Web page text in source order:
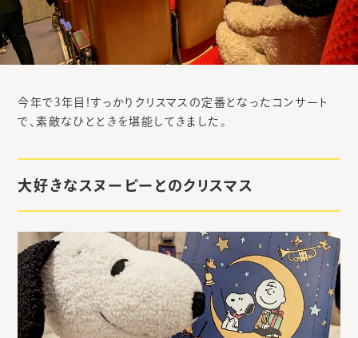
今年で3年目！すっかりクリスマスの定番となったコンサート
で、素敵なひとときを堪能してきました。
大好きなスヌーピーとのクリスマス